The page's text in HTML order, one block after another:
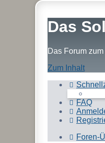
Das
Das Forum
Zum Inhalt
FAQ
Foren-